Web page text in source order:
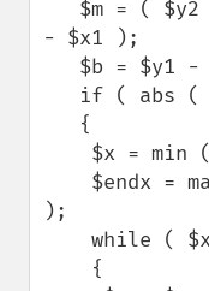
- $x1 );
);